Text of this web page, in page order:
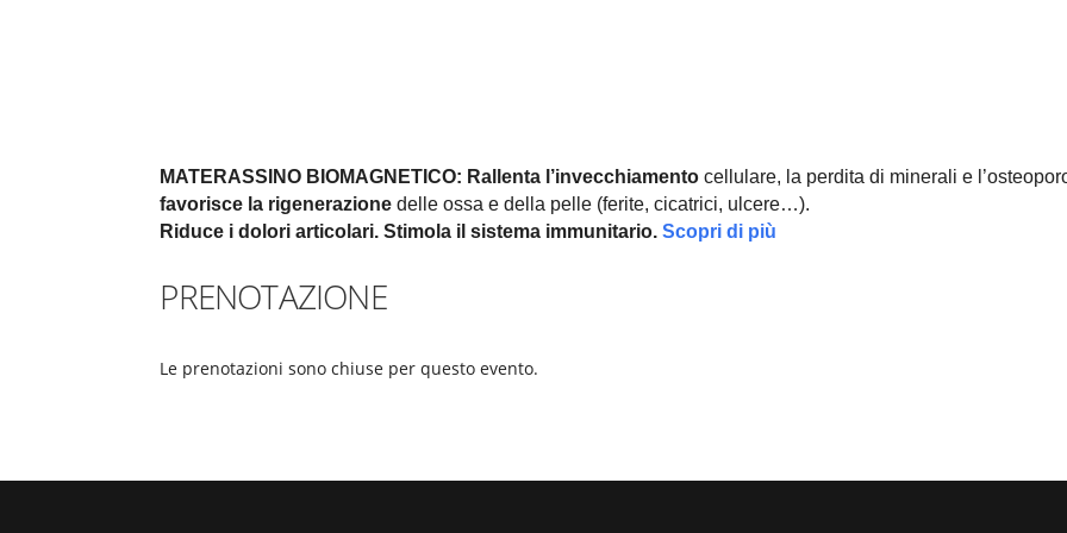
MATERASSINO BIOMAGNETICO: Rallenta l’invecchiamento cellulare, la perdita di minerali e
favorisce la rigenerazione delle ossa e della pelle (ferite, cicatrici, ulcere…).
Riduce i dolori articolari.Stimola il sistema immunitario.Scopri di più
PRENOTAZIONE
Le prenotazioni sono chiuse per questo evento.